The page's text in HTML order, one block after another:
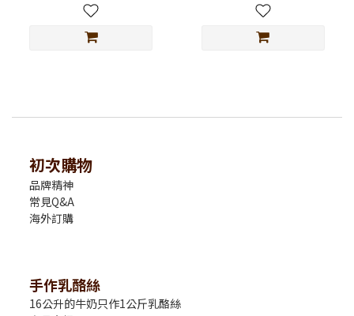
初次購物
品牌精神
常見Q&A
海外訂購
手作乳酪絲
16公升的牛奶只作1公斤乳酪絲